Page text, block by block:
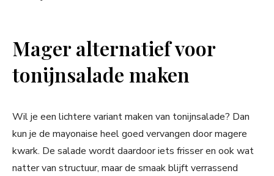
Mager alternatief voor
tonijnsalade maken
Wil je een lichtere variant maken van tonijnsalade? Dan
kun je de mayonaise heel goed vervangen door magere
kwark. De salade wordt daardoor iets frisser en ook wat
natter van structuur, maar de smaak blijft verrassend